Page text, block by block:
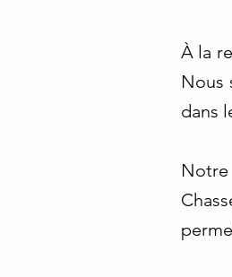
À la
Nous
dans